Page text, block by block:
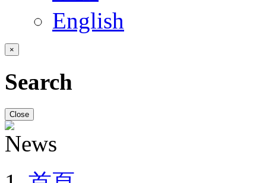
English
×
Search
Close